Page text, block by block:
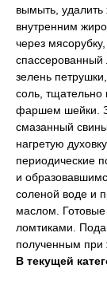
вымыть,
внутренним
через
спассерованный
зелень
соль, тщательно
фаршем шейки.
смазанный
нагретую
периодические
и
соленой воде и
маслом. Готовые
ломтиками.
полученным при
В текущей